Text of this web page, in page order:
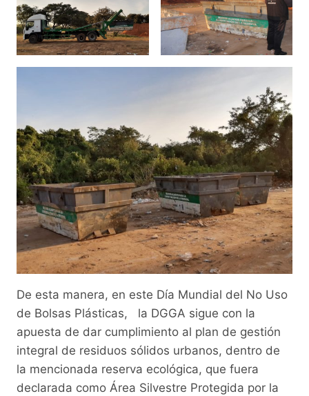
De esta manera, en este Día Mundial del No Uso
de Bolsas Plásticas, la DGGA sigue con la
apuesta de dar cumplimiento al plan de gestión
integral de residuos sólidos urbanos, dentro de
la mencionada reserva ecológica, que fuera
declarada como Área Silvestre Protegida por la